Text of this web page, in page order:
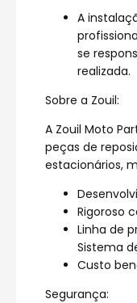
A
se
realizada.
Sobre a Zouil:
A Zouil Moto
peças de
estacionários,
Rigoroso
Linha de
Sistema
Custo
Segurança: